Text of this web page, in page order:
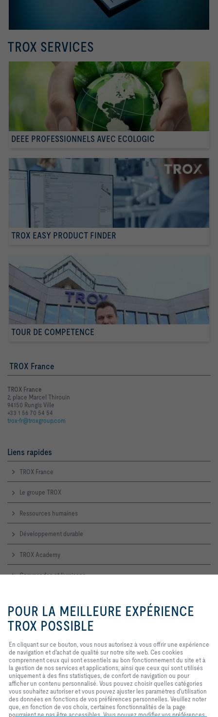
TROX SERVICES
DEEE PROFESSIONNELS AVEC ECOLOGIC
TROX EASY PRODUCT FINDER
TOUR DE COMPETENCE
TROX France
TROX France
2, place Marcel Thirouin
94150 Rungis Ville
+33 1 56 70 54 54
trox-fr@troxgroup.com
Liens rapides
TROX France
Le groupe TROX
Ressources humaines
Développement durable
TROX Academy
Commandes et livraisons
Contactez-nous
Accueil, contact commercial et technique
TROX SUR LES RÉSEAUX SOCIAUX
Home Contacts Imprint
Conditions de livraison et de paiement
nous autorisez à vous offrir une
expérience de navigation et
d'achat de qualité sur notre site
web. Ces cookies comprennent
fonctionnement du site et au
contrôle de nos services et
applications, ainsi que ceux qui
sont utilisés uniquement à des
fins statistiques, pour des
paramètres de commodité ou pour
afficher un contenu personnalisé.
Vous pouvez décider quelles
catégories vous souhaitez
autoriser et vous pouvez ajuster
POUR LA MEILLEURE EXPÉRIENCE
TROX POSSIBLE
En cliquant sur ce bouton, vous nous autorisez à vous offrir une expérience
de navigation et d'achat de qualité sur notre site web. Ces cookies
comprennent ceux qui sont essentiels au bon fonctionnement du site et à
la gestion de nos services et applications, ainsi que ceux qui sont utilisés
uniquement à des fins statistiques, de confort de navigation ou pour
afficher un contenu personnalisé. Vous pouvez choisir quelles catégories
vous souhaitez autoriser et vous pouvez ajuster les paramètres d'utilisation
des données en fonctions de vos préférences personnelles. Veuillez noter
que, en fonction de vos choix, certaines fonctionnalités de la page
pourraient ne pas être accessibles. Vous pouvez modifier vos préférences